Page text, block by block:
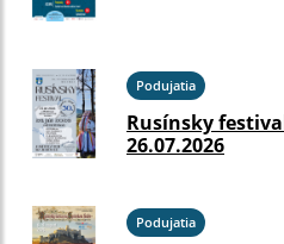
Podujatia
Rusínsky
26.07.2026
Podujatia